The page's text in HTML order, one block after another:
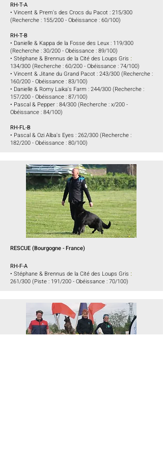
RH-T-A
• Vincent & Prem's des Crocs du Pacot : 215/300
(Recherche : 155/200 - Obéissance : 60/100)
RH-T-B
• Danielle & Kappa de la Fosse des Leux: 119/300
(Recherche : 30/200 - Obéissance : 89/100)
• Stéphane & Brennus de la Cité des Loups Gris :
134/300(Recherche : 60/200 - Obéissance : 74/100)
• Vincent & Jitane du Grand Pacot :243/300 (Recherche :
160/200 - Obéissance : 83/100)
• Danielle & Romy Laika's Farm : 244/300 (Recherche :
157/200 - Obéissance : 87/100)
• Pascal & Pepper : 84/300 (Recherche : x/200 -
Obéissance : 84/100)
RH-FL-B
• Pascal & Ozi Alba's Eyes : 262/300 (Recherche :
182/200 - Obéissance : 80/100)
RESCUE (Bourgogne- France)
RH-F-A
• Stéphane & Brennus de la Cité des Loups Gris :
261/300 (Piste : 191/200 - Obéissance : 70/100)